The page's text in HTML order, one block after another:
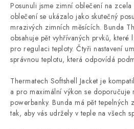
Posunuli jsme zimní oblečení na
oblečení se ukázalo jako skutečný
mrazivých zimních měsících. Bunda
obsahuje pět vyhřívaných prvků, které
pro regulaci teploty. Čtyři nastavení
správnou teplotu, která odpovídá
Thermatech Softshell Jacket je
a pro maximální výkon se doporučuje
powerbanky. Bunda má pět tepelných
tak, aby vás udržely v teple na všech